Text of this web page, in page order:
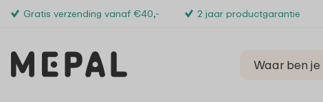
Gratis verzending vanaf €40,- 2 jaar productgarantie